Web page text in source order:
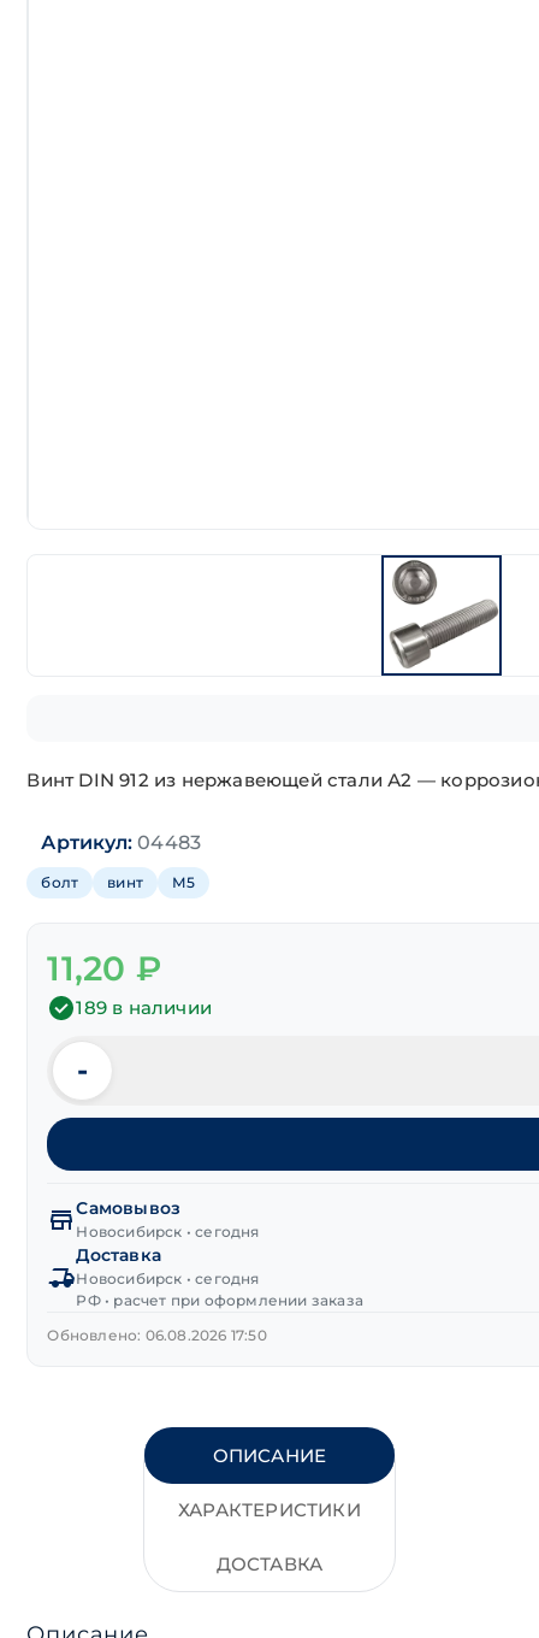
Винт DIN 912 из нержавеющей стали А2 —
Артикул: 04483
болт винт М5
11,20 ₽
189 в наличии
Количество
товара
Винт
DIN 912
внутренним
шестигранником
нерж.
сталь
М5х12 мм
-
Самовывоз
Новосибирск • сегодня
Доставка
Новосибирск • сегодня
РФ • расчет при оформлении заказа
Обновлено: 06.08.2026 17:50
ОПИСАНИЕ
ХАРАКТЕРИСТИКИ
ДОСТАВКА